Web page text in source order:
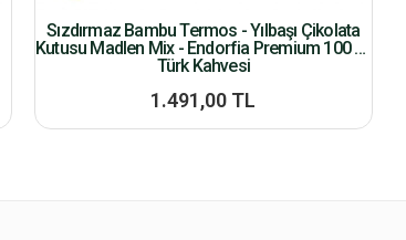
Sızdırmaz Bambu Termos - Yılbaşı Çikolata
Kutusu Madlen Mix - Endorfia Premium 100 Gr
Türk Kahvesi
1.491,00 TL